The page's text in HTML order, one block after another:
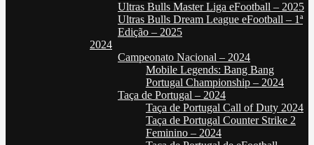
Ultras Bulls Master Liga eFootball – 2025
Ultras Bulls Dream League eFootball – 1ª
Edição – 2025
2024
Campeonato Nacional – 2024
Mobile Legends: Bang Bang
Portugal Championship – 2024
Taça de Portugal – 2024
Taça de Portugal Call of Duty 2024
Taça de Portugal Counter Strike 2
Feminino – 2024